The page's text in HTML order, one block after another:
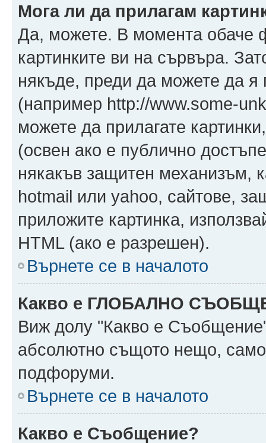
Мога ли да прилагам
Да, можете. В момента обаче
картинките ви на сървъра.
някъде, преди да можете да
(например http://www.some-
можете да прилагате
(освен ако е публично
някакъв защитен механизъм,
hotmail или yahoo, сайтове,
приложите картинка,
HTML (ако е разрешен).
Върнете се в началото
Какво е ГЛОБАЛНО
Виж долу "Какво е
абсолютно същото нещо,
подфоруми.
Върнете се в началото
Какво е Съобщение?